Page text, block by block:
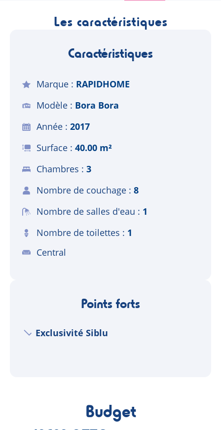
Les caractéristiques
Caractéristiques
Marque
RAPIDHOME
Modèle
Bora Bora
Année
2017
Surface
40.00 m²
Chambres
3
Nombre de couchage
8
Nombre de salles d'eau
1
Nombre de toilettes
1
Central
Points forts
Exclusivité Siblu
Budget